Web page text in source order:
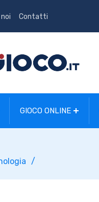
Contatti
GIOCO ONLINE